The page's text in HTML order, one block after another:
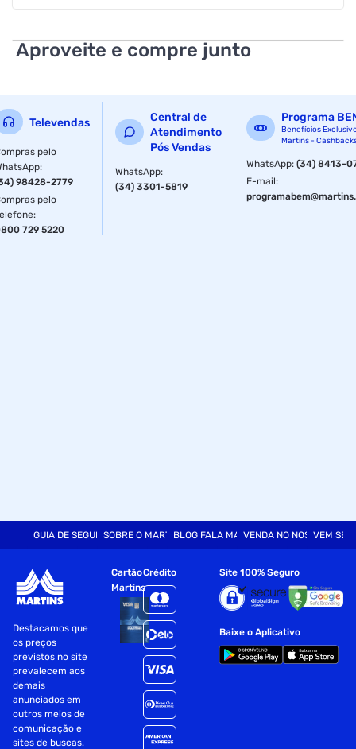
Aproveite e compre junto
Televendas
pelo
:
98428-2779
pelo
:
729 5220
Central de
Atendimento
Pós Vendas
WhatsApp:
(34) 3301-5819
Programa
Benefícios
Martins -
WhatsApp:(34) 8413-
E-mail:
GUIA DE SEGURANÇASOBRE O MARTINSBLOG FALA MARTVENDA NO NOSSO SITE
VEM SER
Destacamos que
os preços
previstos no site
prevalecem aos
demais
anunciados em
outros meios de
comunicação e
sites de buscas.
Cartão
Martins
Crédito Site 100% Seguro
Baixe o Aplicativo